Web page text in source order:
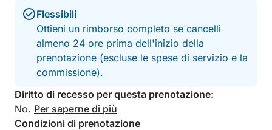
Flessibili
Ottieni un rimborso completo se cancelli
almeno 24 ore prima dell'inizio della
prenotazione (escluse le spese di servizio e la
commissione).
Diritto di recesso per questa prenotazione:
No. Per saperne di più
Condizioni di prenotazione